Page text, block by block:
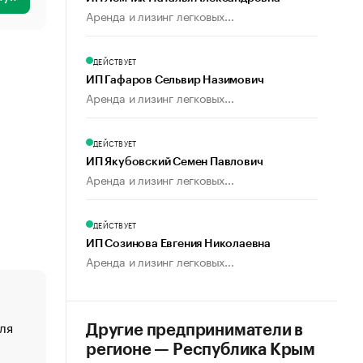
«От спорта тело стареет иначе». Как живет глава
создавшей GTA
Аренда и лизинг легковых...
ДЕЙСТВУЕТ
ИП Гафаров Сельвир Назимович
Аренда и лизинг легковых...
ДЕЙСТВУЕТ
ИП Якубовский Семен Павлович
Аренда и лизинг легковых...
ДЕЙСТВУЕТ
ИП Созинова Евгения Николаевна
Аренда и лизинг легковых...
Другие предприниматели в
регионе — Республика Крым